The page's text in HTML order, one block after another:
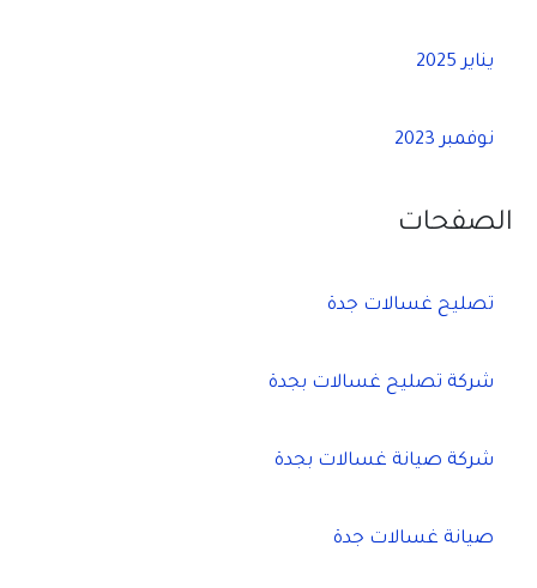
يناير 2025
نوفمبر 2023
الصفحات
تصليح غسالات جدة
شركة تصليح غسالات بجدة
شركة صيانة غسالات بجدة
صيانة غسالات جدة